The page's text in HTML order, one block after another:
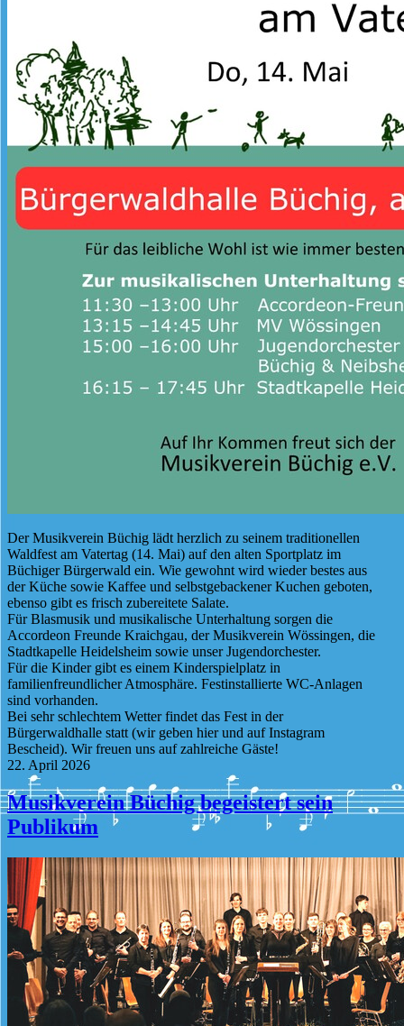
Der Musikverein Büchig lädt herzlich zu seinem traditionellen
Waldfest am Vatertag (14. Mai) auf den alten Sportplatz im
Büchiger Bürgerwald ein. Wie gewohnt wird wieder bestes aus
der Küche sowie Kaffee und selbstgebackener Kuchen geboten,
ebenso gibt es frisch zubereitete Salate.
Für Blasmusik und musikalische Unterhaltung sorgen die
Accordeon Freunde Kraichgau, der Musikverein Wössingen, die
Stadtkapelle Heidelsheim sowie unser Jugendorchester.
Für die Kinder gibt es einem Kinderspielplatz in
familienfreundlicher Atmosphäre. Festinstallierte WC-Anlagen
sind vorhanden.
Bei sehr schlechtem Wetter findet das Fest in der
Bürgerwaldhalle statt (wir geben hier und auf Instagram
Bescheid). Wir freuen uns auf zahlreiche Gäste!
22. April 2026
Musikverein Büchig begeistert sein
Publikum